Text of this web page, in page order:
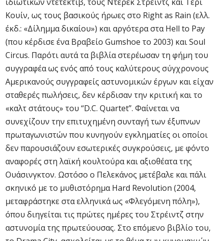
Κουίν, ως τους βασικούς ήρωες στο Right as Rain (ελλ.
έκδ.: «Δίλημμα δικαίου») και αργότερα στα Hell to Pay
(που κέρδισε ένα Βραβείο Gumshoe το 2003) και Soul
Circus. Παρότι αυτά τα βιβλία στερέωσαν τη φήμη του
συγγραφέα ως ενός από τους καλύτερους σύγχρονους
Αμερικανούς συγγραφείς αστυνομικών έργων και είχαν
σταθερές πωλήσεις, δεν κέρδισαν την κριτική και το
«καλτ στάτους» του “D.C. Quartet”. Φαίνεται να
συνεχίζουν την επιτυχημένη συνταγή των έξυπνων
πρωταγωνιστών που κυνηγούν εγκληματίες οι οποίοι
δεν παρουσιάζουν εσωτερικές συγκρούσεις, με φόντο
αναφορές στη λαϊκή κουλτούρα και αξιοθέατα της
Ουάσινγκτον. Ωστόσο ο Πελεκάνος μετέβαλε και πάλι
σκηνικό με το μυθιστόρημα Hard Revolution (2004,
μεταφράστηκε στα ελληνικά ως «Φλεγόμενη πόλη»),
όπου διηγείται τις πρώτες ημέρες του Στρέιντζ στην
αστυνομία της πρωτεύουσας. Στο επόμενο βιβλίο του,